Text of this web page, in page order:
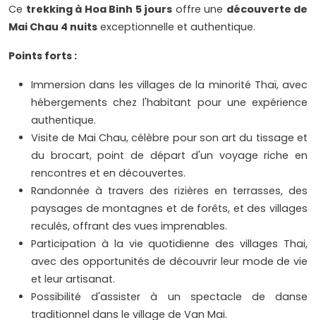
Ce trekking à Hoa Binh 5 jours offre une découverte de
Mai Chau 4 nuits exceptionnelle et authentique.
Points forts :
Immersion dans les villages de la minorité Thaï, avec
hébergements chez l'habitant pour une expérience
authentique.
Visite de Mai Chau, célèbre pour son art du tissage et
du brocart, point de départ d'un voyage riche en
rencontres et en découvertes.
Randonnée à travers des rizières en terrasses, des
paysages de montagnes et de forêts, et des villages
reculés, offrant des vues imprenables.
Participation à la vie quotidienne des villages Thai,
avec des opportunités de découvrir leur mode de vie
et leur artisanat.
Possibilité d'assister à un spectacle de danse
traditionnel dans le village de Van Mai.